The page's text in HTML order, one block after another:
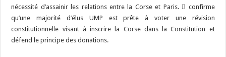
nécessité d’assainir les relations entre la Corse et Paris. Il confirme
qu’une majorité d’élus UMP est prête à voter une révision
constitutionnelle visant à inscrire la Corse dans la Constitution et
défend le principe des donations.